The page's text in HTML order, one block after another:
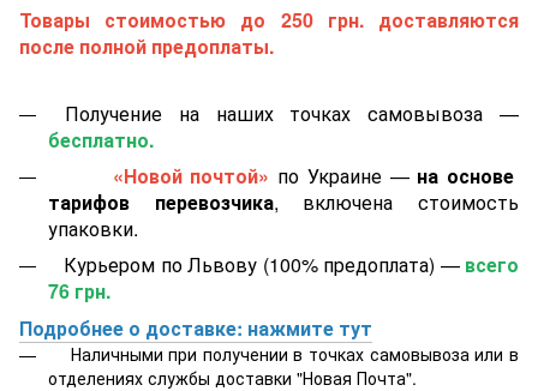
Товары стоимостью до 250 грн. доставляются
после полной предоплаты.
Получение на наших точках самовывоза —
бесплатно.
«Новой почтой» по Украине — на основе
тарифов перевозчика, включена стоимость
упаковки.
Курьером по Львову (100% предоплата) — всего
76 грн.
Подробнее о доставке: нажмите тут
Наличными при получении в точках самовывоза или в
отделениях службы доставки "Новая Почта".